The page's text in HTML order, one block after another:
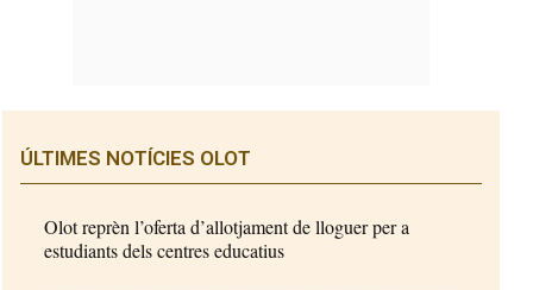
ÚLTIMES NOTÍCIES OLOT
Olot reprèn l’oferta d’allotjament de lloguer per a
estudiants dels centres educatius